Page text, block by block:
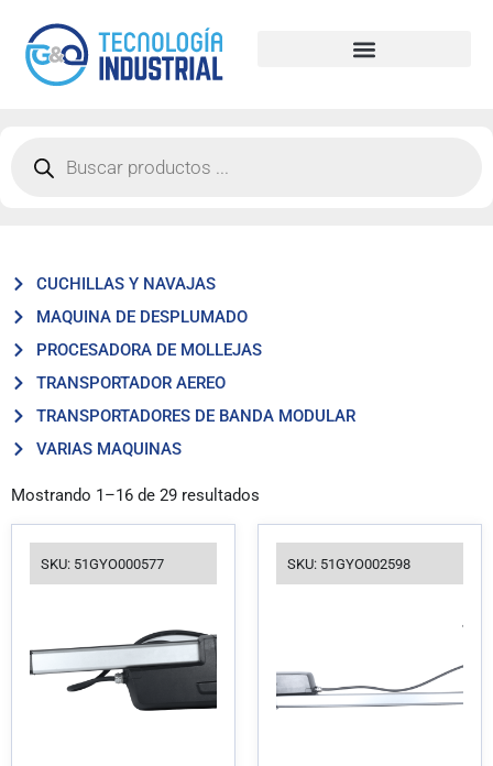
CUCHILLAS Y NAVAJAS
MAQUINA DE DESPLUMADO
PROCESADORA DE MOLLEJAS
TRANSPORTADOR AEREO
TRANSPORTADORES DE BANDA MODULAR
VARIAS MAQUINAS
Mostrando 1–16 de 29 resultados
SKU: 51GYO000577 SKU: 51GYO002598